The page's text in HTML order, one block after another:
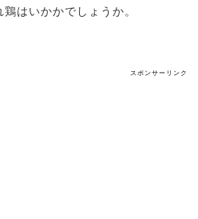
はいかかでしょうか。
スポンサーリンク